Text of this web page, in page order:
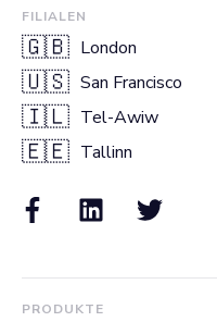
FILIALEN
🇬🇧 London
🇺🇸 San Francisco
🇮🇱 Tel-Awiw
🇪🇪 Tallinn
PRODUKTE